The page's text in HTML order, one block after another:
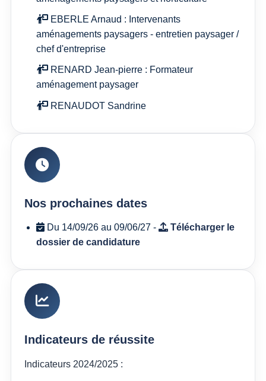
EBERLE Arnaud : Intervenants
aménagements paysagers - entretien paysager /
chef d'entreprise
RENARD Jean-pierre : Formateur
aménagement paysager
RENAUDOT Sandrine
Nos prochaines dates
Du 14/09/26 au 09/06/27 -
Télécharger le
dossier de candidature
Indicateurs de réussite
Indicateurs 2024/2025 :